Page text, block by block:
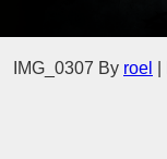
IMG_0307 By roel